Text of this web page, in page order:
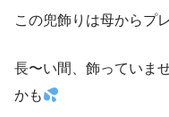
この兜飾りは母からプ
長〜い間、飾っていま
かも